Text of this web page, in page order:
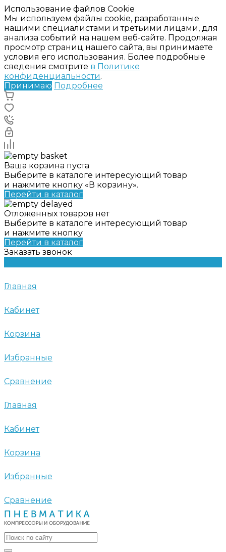
Использование файлов Cookie
Мы используем файлы cookie, разработанные
нашими специалистами и третьими лицами, для
анализа событий на нашем веб-сайте. Продолжая
просмотр страниц нашего сайта, вы принимаете
условия его использования. Более подробные
сведения смотрите в Политике
конфиденциальности.
Принимаю Подробнее
Ваша корзина пуста
Выберите в каталоге интересующий товар
и нажмите кнопку «В корзину».
Перейти в каталог
Отложенных товаров нет
Выберите в каталоге интересующий товар
и нажмите кнопку
Перейти в каталог
Заказать звонок
Главная
Кабинет
Корзина
Избранные
Сравнение
Главная
Кабинет
Корзина
Избранные
Сравнение